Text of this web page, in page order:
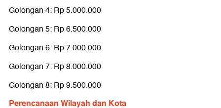
Golongan 4: Rp 5.000.000
Golongan 5: Rp 6.500.000
Golongan 6: Rp 7.000.000
Golongan 7: Rp 8.000.000
Golongan 8: Rp 9.500.000
Perencanaan Wilayah dan Kota